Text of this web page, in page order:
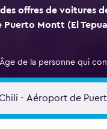
offres de voitures
Montt (El
Âge de la personne qui